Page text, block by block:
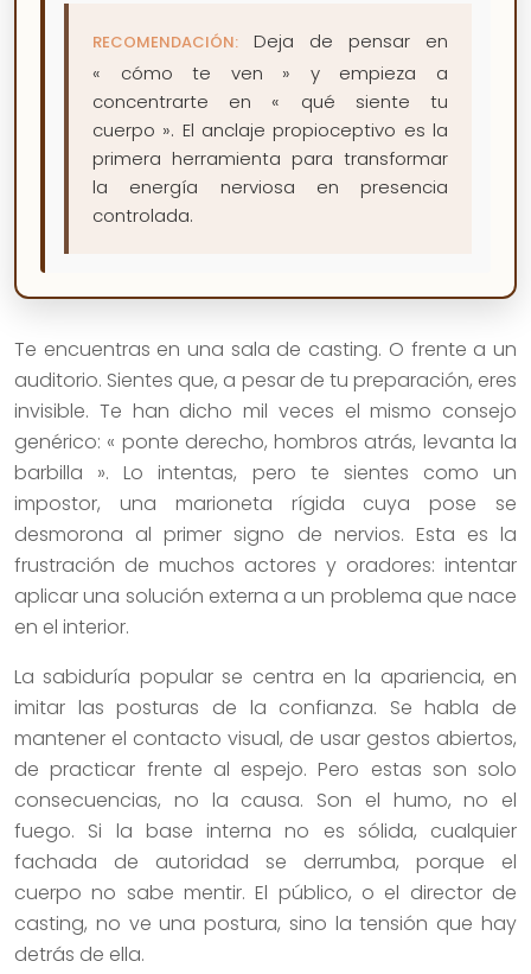
RECOMENDACIÓN: Deja de pensar en
« cómo te ven » y empieza a
concentrarte en « qué siente tu
cuerpo ». El anclaje propioceptivo es la
primera herramienta para transformar
la energía nerviosa en presencia
controlada.
Te encuentras en una sala de casting. O frente a un
auditorio. Sientes que, a pesar de tu preparación, eres
invisible. Te han dicho mil veces el mismo consejo
genérico: « ponte derecho, hombros atrás, levanta la
barbilla ». Lo intentas, pero te sientes como un
impostor, una marioneta rígida cuya pose se
desmorona al primer signo de nervios. Esta es la
frustración de muchos actores y oradores: intentar
aplicar una solución externa a un problema que nace
en el interior.
La sabiduría popular se centra en la apariencia, en
imitar las posturas de la confianza. Se habla de
mantener el contacto visual, de usar gestos abiertos,
de practicar frente al espejo. Pero estas son solo
consecuencias, no la causa. Son el humo, no el
fuego. Si la base interna no es sólida, cualquier
fachada de autoridad se derrumba, porque el
cuerpo no sabe mentir. El público, o el director de
casting, no ve una postura, sino la tensión que hay
detrás de ella.